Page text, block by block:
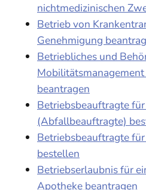
nichtmedizinischen
Betrieb von
Genehmigung
Betriebliches und
beantragen
Betriebsbeauftragte
(Abfallbeauftragte)
Betriebsbeauftragte
bestellen
Betriebserlaubnis für
Apotheke beantragen